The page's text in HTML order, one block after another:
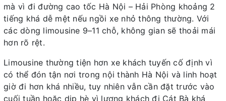
mà vì đi đường cao tốc Hà Nội – Hải Phòng khoảng 2
tiếng khá dễ mệt nếu ngồi xe nhỏ thông thường. Với
các dòng limousine 9–11 chỗ, không gian sẽ thoải mái
hơn rõ rệt.
Limousine thường tiện hơn xe khách tuyến cố định vì
có thể đón tận nơi trong nội thành Hà Nội và linh hoạt
giờ đi hơn khá nhiều, tuy nhiên vẫn cần đặt trước vào
cuối tuần hoặc dịp hè vì lượng khách đi Cát Bà khá